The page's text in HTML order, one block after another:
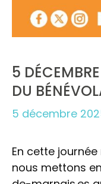
5
DU
5 décembre
En cette
nous mettons